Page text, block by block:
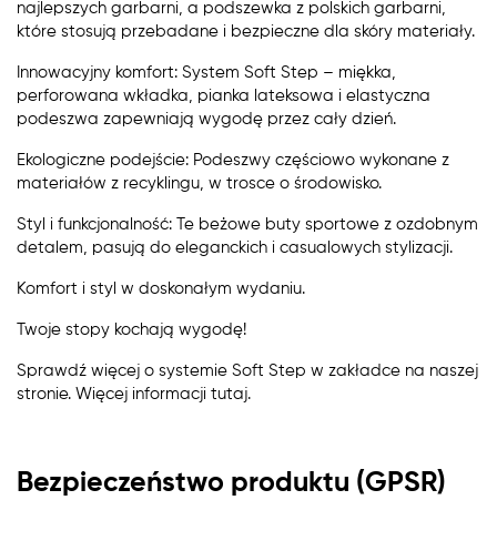
najlepszych garbarni, a podszewka z polskich garbarni,
które stosują przebadane i bezpieczne dla skóry materiały.
Innowacyjny komfort: System Soft Step – miękka,
perforowana wkładka, pianka lateksowa i elastyczna
podeszwa zapewniają wygodę przez cały dzień.
Ekologiczne podejście: Podeszwy częściowo wykonane z
materiałów z recyklingu, w trosce o środowisko.
Styl i funkcjonalność: Te beżowe buty sportowe z ozdobnym
detalem, pasują do eleganckich i casualowych stylizacji.
Komfort i styl w doskonałym wydaniu.
Twoje stopy kochają wygodę!
Sprawdź więcej o systemie Soft Step w zakładce na naszej
stronie. Więcej informacji tutaj.
Bezpieczeństwo produktu (GPSR)